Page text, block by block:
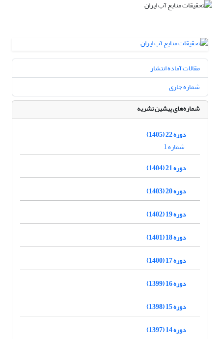
مقالات آماده انتشار
شماره جاری
شماره‌های پیشین نشریه
دوره 22 (1405)
شماره 1
دوره 21 (1404)
دوره 20 (1403)
دوره 19 (1402)
دوره 18 (1401)
دوره 17 (1400)
دوره 16 (1399)
دوره 15 (1398)
دوره 14 (1397)